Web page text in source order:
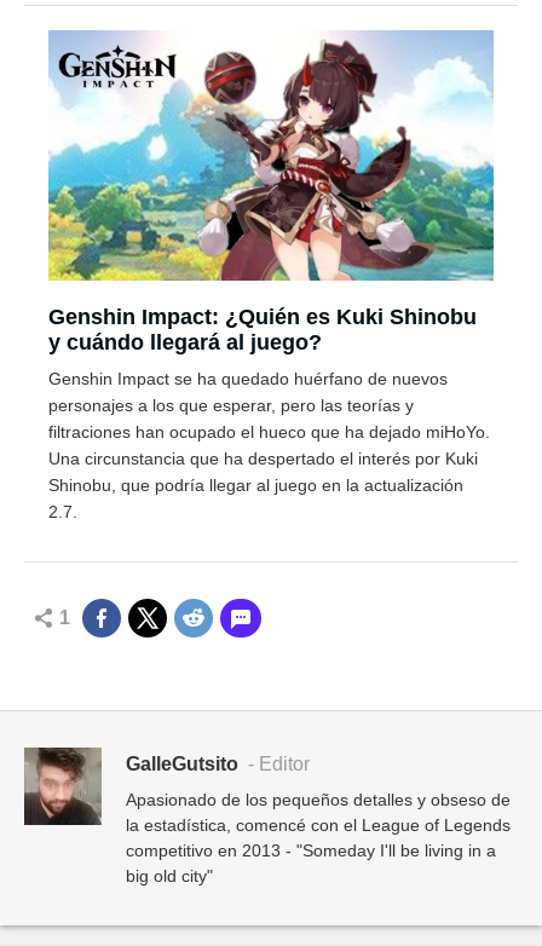
Genshin Impact: ¿Quién es Kuki Shinobu
y cuándo llegará al juego?
Genshin Impact se ha quedado huérfano de nuevos
personajes a los que esperar, pero las teorías y
filtraciones han ocupado el hueco que ha dejado miHoYo.
Una circunstancia que ha despertado el interés por Kuki
Shinobu, que podría llegar al juego en la actualización
2.7.
1
GalleGutsito - Editor
Apasionado de los pequeños detalles y obseso de
la estadística, comencé con el League of Legends
competitivo en 2013 - "Someday I'll be living in a
big old city"